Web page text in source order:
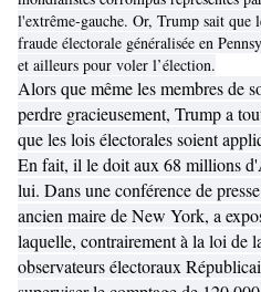
l'extrême-gauche. Or, Trump sait que
fraude électorale généralisée en
et ailleurs pour voler l’élection.
Alors que même les membres de
perdre gracieusement, Trump a
que les lois électorales soient
En fait, il le doit aux 68 millions
lui. Dans une conférence de
ancien maire de New York, a
laquelle, contrairement à la loi de
observateurs électoraux